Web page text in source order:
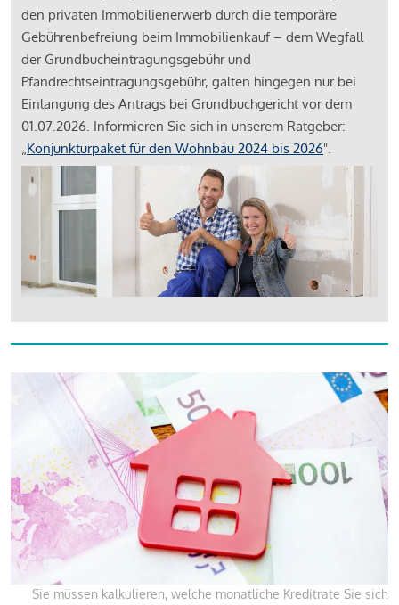
den privaten Immobilienerwerb durch die temporäre
Gebührenbefreiung beim Immobilienkauf – dem Wegfall
der Grundbucheintragungsgebühr und
Pfandrechtseintragungsgebühr, galten hingegen nur bei
Einlangung des Antrags bei Grundbuchgericht vor dem
01.07.2026. Informieren Sie sich in unserem Ratgeber:
„Konjunkturpaket für den Wohnbau 2024 bis 2026".
Sie müssen kalkulieren, welche monatliche Kreditrate Sie sich